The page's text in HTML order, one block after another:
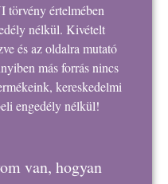
értelmében
nélkül. Kivételt
és az oldalra mutató
más forrás nincs
kereskedelmi
engedély nélkül!
van, hogyan